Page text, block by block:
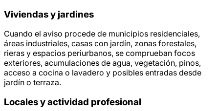
Viviendas y jardines
Cuando el aviso procede de municipios residenciales,
áreas industriales, casas con jardín, zonas forestales,
rieras y espacios periurbanos, se comprueban focos
exteriores, acumulaciones de agua, vegetación, pinos,
acceso a cocina o lavadero y posibles entradas desde
jardín o terraza.
Locales y actividad profesional